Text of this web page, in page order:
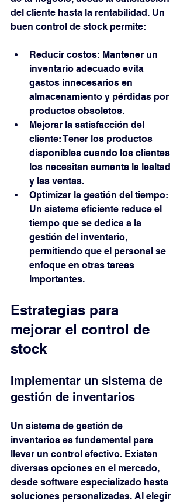
del cliente hasta la rentabilidad. Un
buen control de stock permite:
Reducir costos: Mantener un
inventario adecuado evita
gastos innecesarios en
almacenamiento y pérdidas por
productos obsoletos.
Mejorar la satisfacción del
cliente: Tener los productos
disponibles cuando los clientes
los necesitan aumenta la lealtad
y las ventas.
Optimizar la gestión del tiempo:
Un sistema eficiente reduce el
tiempo que se dedica a la
gestión del inventario,
permitiendo que el personal se
enfoque en otras tareas
importantes.
Estrategias para
mejorar el control de
stock
Implementar un sistema de
gestión de inventarios
Un sistema de gestión de
inventarios es fundamental para
llevar un control efectivo. Existen
diversas opciones en el mercado,
desde software especializado hasta
soluciones personalizadas. Al elegir